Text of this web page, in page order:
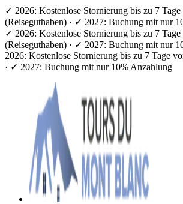
✓ 2026: Kostenlose Stornierung bis zu 7 Tage
(Reiseguthaben) · ✓ 2027: Buchung mit nur
✓ 2026: Kostenlose Stornierung bis zu 7 Tage
(Reiseguthaben) · ✓ 2027: Buchung mit nur
2026: Kostenlose Stornierung bis zu 7 Tage
· ✓ 2027: Buchung mit nur 10% Anzahlung